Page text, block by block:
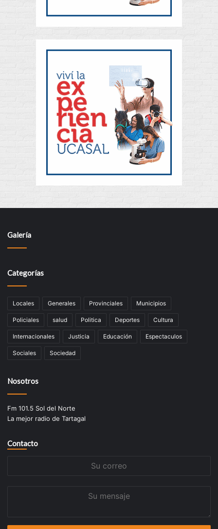
Galería
Categorías
Locales Generales Provinciales Municipios
Policiales salud Politica Deportes Cultura
Internacionales Justicia Educación Espectaculos
Sociales Sociedad
Nosotros
Fm 101.5 Sol del Norte
La mejor radio de Tartagal
Contacto